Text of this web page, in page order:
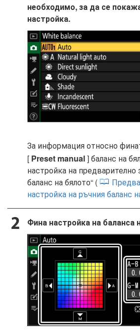
необходимо, за да се
настройка.
За информация относно
[ Preset manual] баланс на
настройка на предварително
баланс на бялото“ (
настройка на ръчния баланс
Фина настройка на баланса